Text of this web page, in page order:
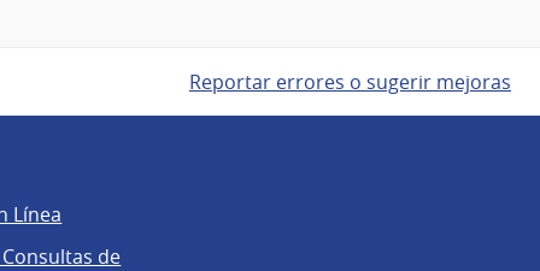
Reportar errores o sugerir mejoras
Línea
de